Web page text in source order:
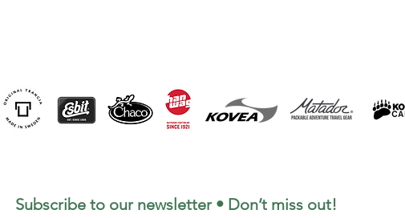
Subscribe to our newsletter • Don’t miss out!